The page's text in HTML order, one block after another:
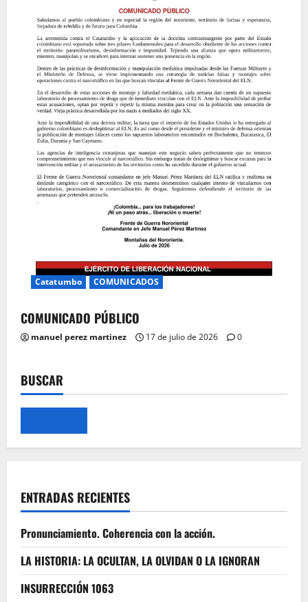
Catatumbo COMUNICADOS
COMUNICADO PÚBLICO
manuel perez martinez 17 de julio de 2026 0
BUSCAR
ENTRADAS RECIENTES
Pronunciamiento. Coherencia con la acción.
LA HISTORIA: LA OCULTAN, LA OLVIDAN O LA IGNORAN
INSURRECCIÓN 1063